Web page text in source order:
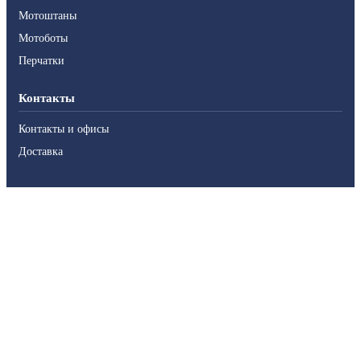
Мотоштаны
Мотоботы
Перчатки
Контакты
Контакты и офисы
Доставка